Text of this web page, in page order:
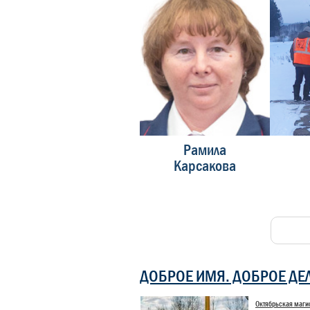
Рамила
Карсакова
ДОБРОЕ ИМЯ. ДОБРОЕ
Октябрьская